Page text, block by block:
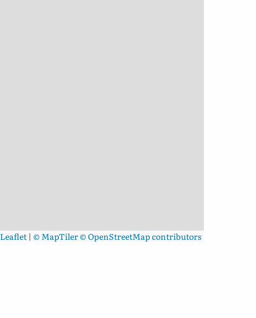
Leaflet | © MapTiler© OpenStreetMap contributors